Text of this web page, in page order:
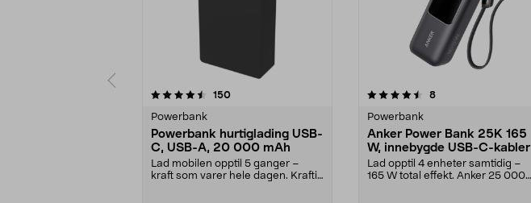
150anmeldelser
Powerbank
Powerbank hurtiglading USB-
C, USB-A, 20 000 mAh
Lad mobilen opptil 5 ganger –
kraft som varer hele dagen. Kraftig
4.5 av 5 stjerner 8anmeldelser
Powerbank
Anker Power Bank 25K 165
W, innebygde USB-C-kabler
Lad opptil 4 enheter samtidig –
165 W total effekt. Anker 25 000
4.5 av 5 stjerner